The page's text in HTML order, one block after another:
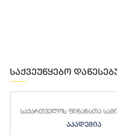
საქვეუწყებო
საქართველოს ფინანსთა
აკადემია